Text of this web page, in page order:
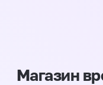
Магазин